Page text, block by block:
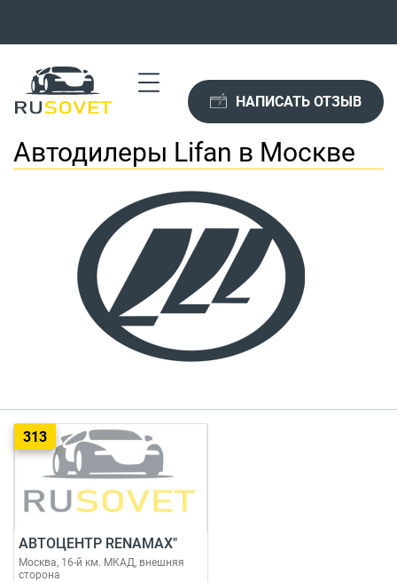
НАПИСАТЬ ОТЗЫВ
Автодилеры Lifan в Москве
313
АВТОЦЕНТР RENAMAX"
Москва, 16-й км. МКАД, внешняя
сторона